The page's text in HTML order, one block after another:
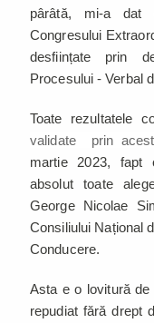
pârâtă, mi-a
Congresului
desființate prin
Procesului - Verbal
Toate rezultatele
validate prin
martie 2023, fapt
absolut toate
George Nicolae
Consiliului Național
Conducere.
Asta e o lovitură
repudiat fără drept